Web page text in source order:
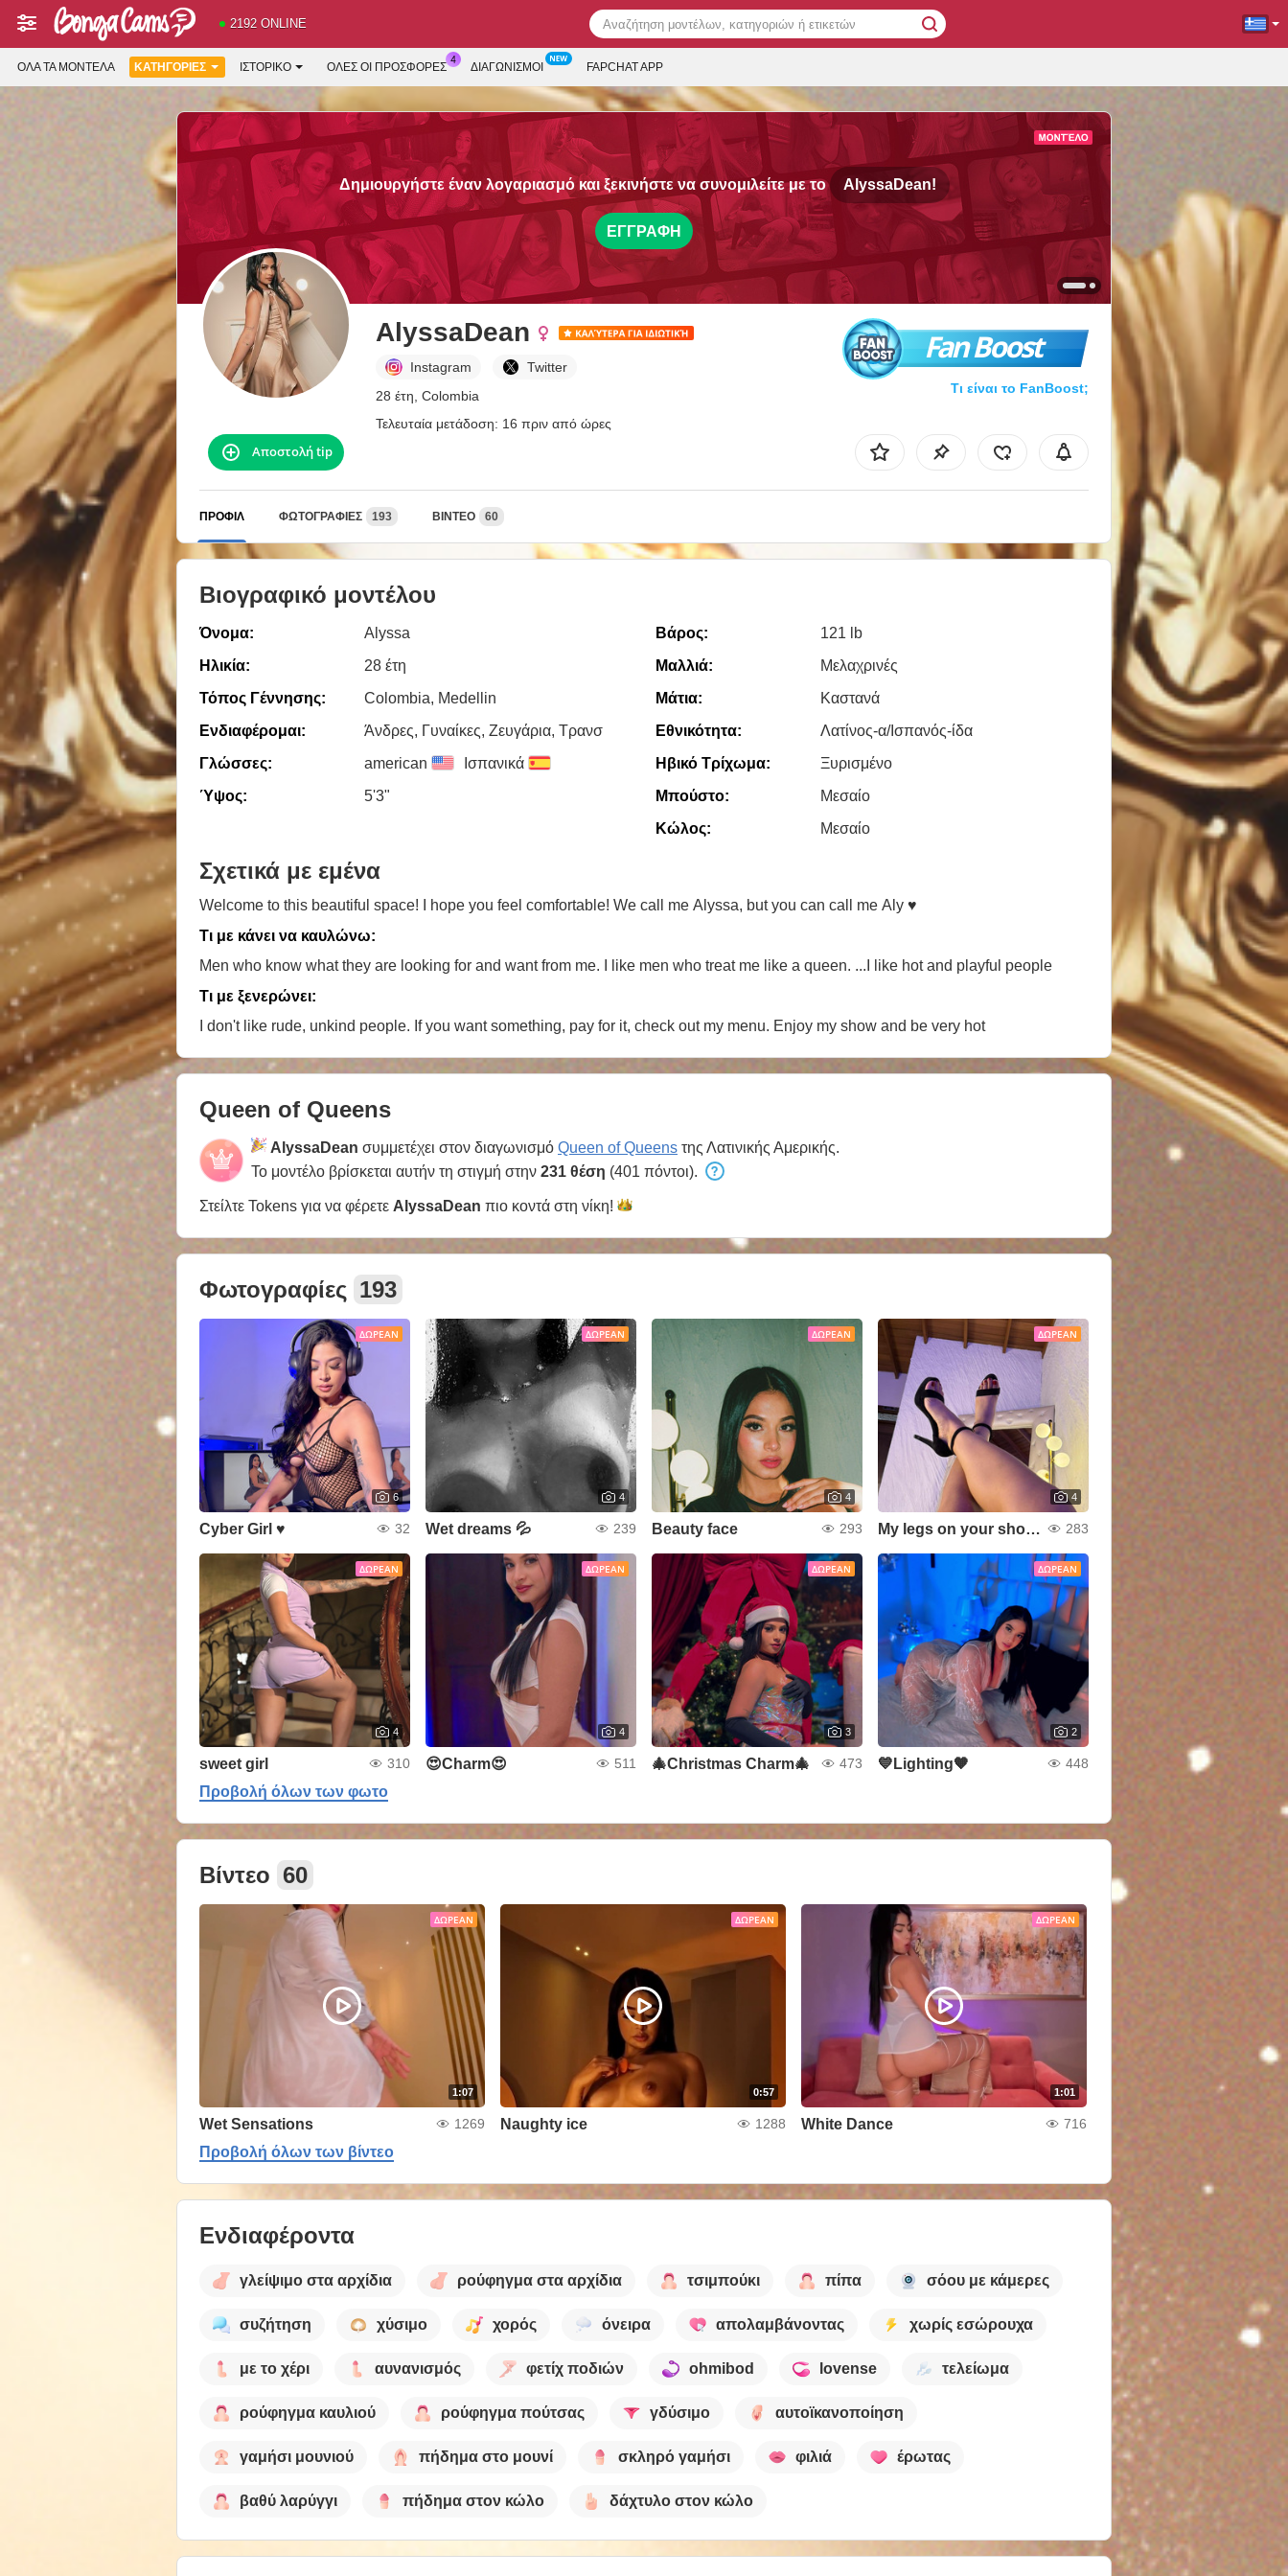
2192 ONLINE
ΌΛΑ ΤΑ ΜΟΝΤΈΛΑ ΚΑΤΗΓΟΡΊΕΣ ΙΣΤΟΡΙΚΌ ΟΛΕΣ ΟΙ ΠΡΟΣΦΟΡΕΣ ΔΙΑΓΩΝΙΣΜΟΊ FAPCHAT APP
Δημιουργήστε έναν λογαριασμό και ξεκινήστε να συνομιλείτε με το AlyssaDean!
ΕΓΓΡΑΦΉ
AlyssaDean
Instagram
Twitter
28 έτη, Colombia
Τελευταία μετάδοση: 16 πριν από ώρες
Fan Boost
Τι είναι το FanBoost;
Αποστολή tip
ΠΡΟΦΊΛ ΦΩΤΟΓΡΑΦΊΕΣ 193 ΒΊΝΤΕΟ 60
Βιογραφικό μοντέλου
Όνομα:
Alyssa
Ηλικία:
28 έτη
Τόπος Γέννησης:
Colombia, Medellin
Ενδιαφέρομαι:
Άνδρες, Γυναίκες, Zευγάρια, Τρανσ
Γλώσσες:
american Ισπανικά
Ύψος: 5'3"
Βάρος:
121 lb
Μαλλιά:
Μελαχρινές
Μάτια:
Καστανά
Εθνικότητα:
Λατίνος-α/Ισπανός-ίδα
Ηβικό Τρίχωμα:
Ξυρισμένο
Μπούστο:
Μεσαίο
Κώλος:
Μεσαίο
Σχετικά με εμένα
Welcome to this beautiful space! I hope you feel comfortable! We call me Alyssa, but you can call me Aly ♥
Τι με κάνει να καυλώνω:
Men who know what they are looking for and want from me. I like men who treat me like a queen. ...I like hot and playful people
Τι με ξενερώνει:
I don't like rude, unkind people. If you want something, pay for it, check out my menu. Enjoy my show and be very hot
Queen of Queens
AlyssaDean συμμετέχει στον διαγωνισμό Queen of Queens της Λατινικής Αμερικής.
Το μοντέλο βρίσκεται αυτήν τη στιγμή στην 231 θέση (401 πόντοι).
Στείλτε Tokens για να φέρετε AlyssaDean πιο κοντά στη νίκη!
Φωτογραφίες 193
ΔΩΡΕΆΝ
6
Cyber Girl ♥ 32
ΔΩΡΕΆΝ
4
Wet dreams 💦 239
ΔΩΡΕΆΝ
4
Beauty face 293
ΔΩΡΕΆΝ
4
My legs on your shoulders 283
ΔΩΡΕΆΝ
4
sweet girl 310
ΔΩΡΕΆΝ
4
😍Charm😍 511
ΔΩΡΕΆΝ
3
🎄Christmas Charm🎄 473
ΔΩΡΕΆΝ
2
💙Lighting🧡 448
Προβολή όλων των φωτο
Βίντεο 60
ΔΩΡΕΆΝ
1:07
Wet Sensations 1269
ΔΩΡΕΆΝ
0:57
Naughty ice 1288
ΔΩΡΕΆΝ
1:01
White Dance 716
Προβολή όλων των βίντεο
Ενδιαφέροντα
γλείψιμο στα αρχίδια ρούφηγμα στα αρχίδια τσιμπούκι πίπα σόου με κάμερες
συζήτηση χύσιμο χορός όνειρα απολαμβάνοντας χωρίς εσώρουχα
με το χέρι αυνανισμός φετίχ ποδιών ohmibod lovense τελείωμα
ρούφηγμα καυλιού ρούφηγμα πούτσας γδύσιμο αυτοϊκανοποίηση
γαμήσι μουνιού πήδημα στο μουνί σκληρό γαμήσι φιλιά έρωτας
βαθύ λαρύγγι πήδημα στον κώλο δάχτυλο στον κώλο